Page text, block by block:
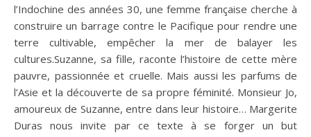
l’Indochine des années 30, une femme française cherche à
construire un barrage contre le Pacifique pour rendre une
terre cultivable, empêcher la mer de balayer les
cultures.Suzanne, sa fille, raconte l’histoire de cette mère
pauvre, passionnée et cruelle. Mais aussi les parfums de
l’Asie et la découverte de sa propre féminité. Monsieur Jo,
amoureux de Suzanne, entre dans leur histoire… Margerite
Duras nous invite par ce texte à se forger un but